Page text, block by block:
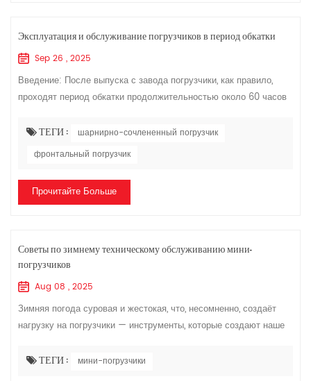
Эксплуатация и обслуживание погрузчиков в период обкатки
Sep 26 , 2025
Введение: После выпуска с завода погрузчики, как правило,
проходят период обкатки продолжительностью около 60 часов
шарнирно-сочлененный по...
ТЕГИ :
шарнирно-сочлененный погрузчик
фронтальный погрузчик
Прочитайте Больше
Советы по зимнему техническому обслуживанию мини-
погрузчиков
Aug 08 , 2025
Зимняя погода суровая и жестокая, что, несомненно, создаёт
нагрузку на погрузчики — инструменты, которые создают наше
мини-погрузчики Приходите...
ТЕГИ : мини-погрузчики